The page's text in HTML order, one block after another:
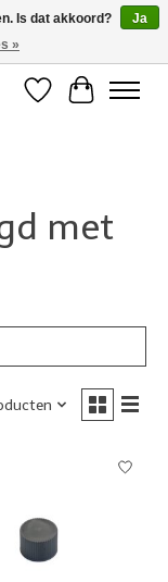
Verlanglijst
met
Is dat akkoord?
Ja
»